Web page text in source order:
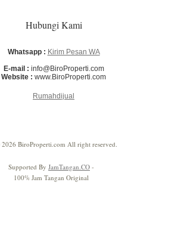
Hubungi Kami
Whatsapp : Kirim Pesan WA
E-mail : info@BiroProperti.com
Website : www.BiroProperti.com
Rumahdijual
BiroProperti.com All right reserved.
Supported By JamTangan.CO -
100% Jam Tangan Original